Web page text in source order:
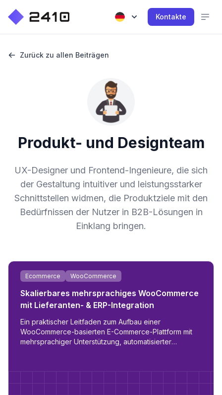
Kontakte
Zurück zu allen Beiträgen
Produkt- und Designteam
UX-Designer und Frontend-Ingenieure, die sich
der Gestaltung intuitiver und leistungsstarker
Schnittstellen widmen, die Produktziele mit den
Bedürfnissen der Nutzer in B2B-Lösungen in
Einklang bringen.
Ecommerce WooCommerce
Skalierbares mehrsprachiges WooCommerce
mit Lieferanten- & ERP-Integration
Ein praktischer Leitfaden zum Aufbau einer
WooCommerce-basierten E-Commerce-Plattform mit
mehrsprachiger Unterstützung, automatisierter